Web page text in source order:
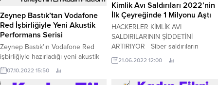
Zeynep Bastık’tan Vodafone
Red İşbirliğiyle Yeni Akustik
Performans Serisi
Zeynep Bastık’ın Vodafone Red
işbirliğiyle hazırladığı yeni akustik
performans serisi Soho House’da
düzenlenen gecede tanıtıldı.
07.10.2022 15:50
Kimlik Avı Saldırıları 2022’nin
İlk Çeyreğinde 1 Milyonu Aştı
HACKERLER KİMLİK AVI
SALDIRILARININ ŞİDDETİNİ
ARTIRIYOR Siber saldırıların
artmasıyla birlikte şirketler ve
kullanıcılar için oldukça zor bir
21.06.2022 12:00